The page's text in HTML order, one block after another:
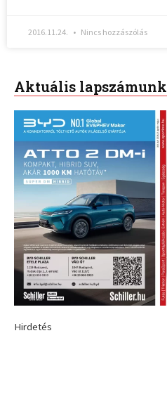
2016.11.24. Nincs hozzászólás
Aktuális lapszámunk
Hirdetés